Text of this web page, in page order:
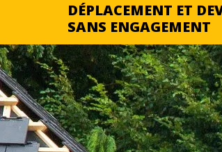
DÉPLACEMENT ET
SANS ENGAGEMENT